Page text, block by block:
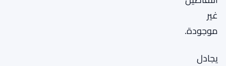
غير
موجودة.
يجادل